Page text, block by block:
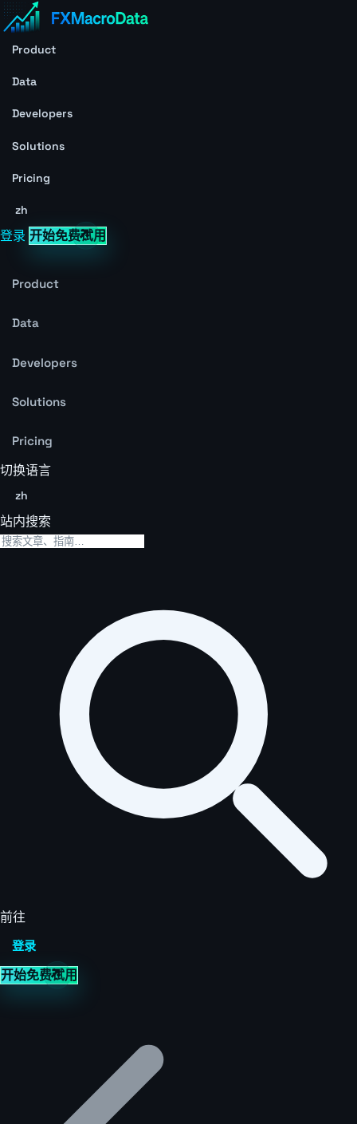
Product
Data
Developers
Solutions
Pricing
zh
登录 开始免费试用
Product
Data
Developers
Solutions
Pricing
切换语言
zh
站内搜索
前往
登录
开始免费试用